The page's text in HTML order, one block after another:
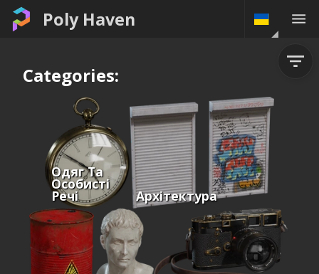
Poly Haven
Categories:
Одяг Та
Особисті
Речі Архітектура